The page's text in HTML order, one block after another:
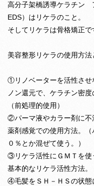
高分子架橋誘導ケラチン
EDS）はリケラのこと。
そしてリケラは骨格矯正で
美容整形リケラの使用方法
①リノベーターを活性させ
ノン還元で、ケラチン密
（前処理的使用）
②パーマ液やカラー剤に不
薬剤感覚での使用方法。（
０％とか混ぜて使う。）
③リケラ活性にＧＭＴを使
基本的なリケラ活性方法。
④毛髪をＳＨ－ＨＳの状態